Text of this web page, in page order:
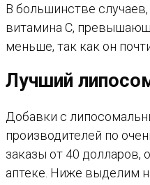
В большинстве
витамина С,
меньше, так как он
Лучший
Добавки с
производителей по
заказы от 40 долларов,
аптеке. Ниже выделим